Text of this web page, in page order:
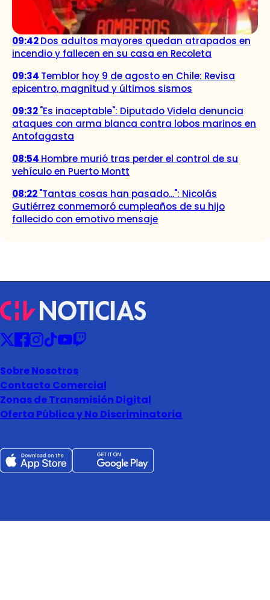
09:42Dos adultos mayores quedan atrapados en
incendio y fallecen en su casa en Recoleta
09:34 Temblor hoy 9 de agosto en Chile: Revisa
epicentro, magnitud y últimos sismos
09:32"Es inaceptable": Diputado Videla denuncia
ataques con arma blanca contra lobos marinos en
Antofagasta
08:54 Hombre murió tras perder el control de su
vehículo en Puerto Montt
08:22"Tantas cosas han pasado...": Nicolás
Gutiérrez conmemoró cumpleaños de su hijo
fallecido con emotivo mensaje
Sobre Nosotros
Contacto Comercial
Zonas de Transmisión Digital
Oferta Pública y No Discriminatoria